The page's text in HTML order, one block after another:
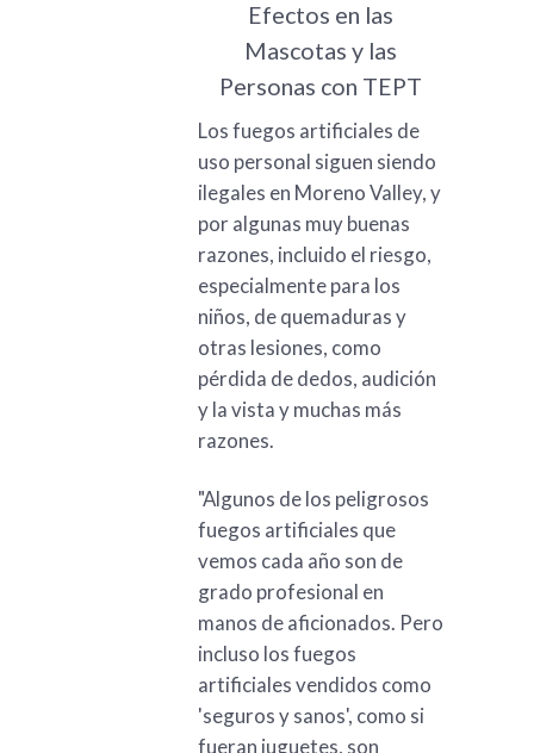
Efectos en las
Mascotas y las
Personas con TEPT
Los fuegos artificiales de
uso personal siguen siendo
ilegales en Moreno Valley, y
por algunas muy buenas
razones, incluido el riesgo,
especialmente para los
niños, de quemaduras y
otras lesiones, como
pérdida de dedos, audición
y la vista y muchas más
razones.
"Algunos de los peligrosos
fuegos artificiales que
vemos cada año son de
grado profesional en
manos de aficionados. Pero
incluso los fuegos
artificiales vendidos como
'seguros y sanos', como si
fueran juguetes, son